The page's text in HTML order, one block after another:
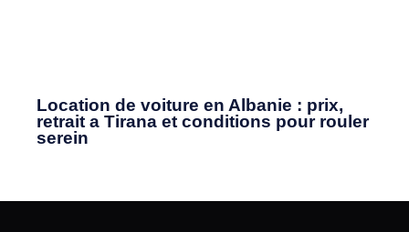
Location de voiture en Albanie : prix,
retrait a Tirana et conditions pour rouler
serein